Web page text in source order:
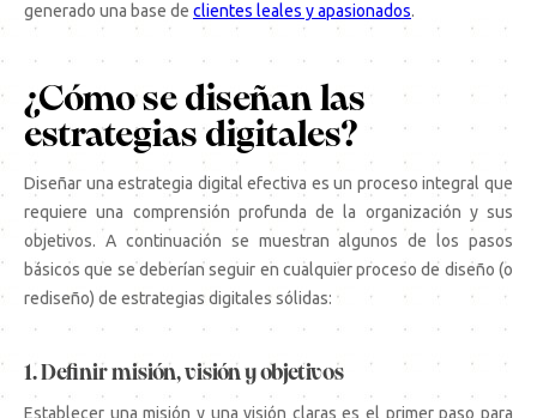
generado una base de clientes leales y apasionados.
¿Cómo se diseñan las
estrategias digitales?
Diseñar una estrategia digital efectiva es un proceso integral que
requiere una comprensión profunda de la organización y sus
objetivos. A continuación se muestran algunos de los pasos
básicos que se deberían seguir en cualquier proceso de diseño (o
rediseño) de estrategias digitales sólidas:
1. Definir misión, visión y objetivos
Establecer una misión y una visión claras es el primer paso para